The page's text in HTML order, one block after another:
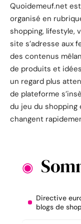
Quoidemeuf.net
organisé en
shopping, lifestyle,
site s’adresse aux
des contenus
de produits et
un regard plus
de plateforme
du jeu du
changent
Directive
blogs de